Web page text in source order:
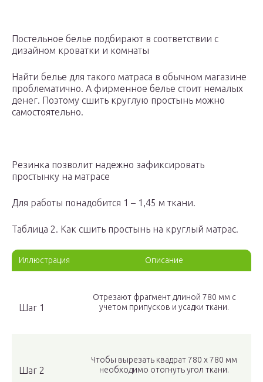
Постельное белье подбирают в соответствии с
дизайном кроватки и комнаты
Найти белье для такого матраса в обычном магазине
проблематично. А фирменное белье стоит немалых
денег. Поэтому сшить круглую простынь можно
самостоятельно.
Резинка позволит надежно зафиксировать
простынку на матрасе
Для работы понадобится 1 – 1,45 м ткани.
Таблица 2. Как сшить простынь на круглый матрас.
Иллюстрация Описание
Шаг 1
Отрезают фрагмент длиной 780 мм с
учетом припусков и усадки ткани.
Шаг 2
Чтобы вырезать квадрат 780 х 780 мм
необходимо отогнуть угол ткани.